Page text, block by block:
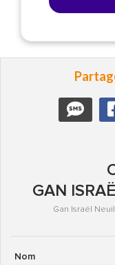
GAN
Gan Israël
Nom